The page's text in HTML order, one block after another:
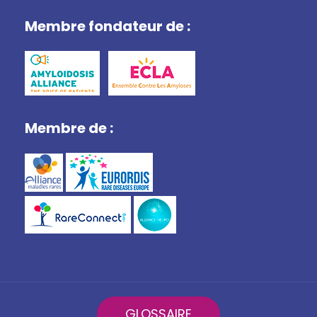
Membre fondateur de :
Membre de :